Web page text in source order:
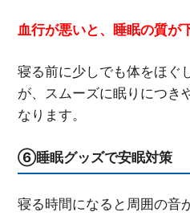
血行が悪いと、睡眠の質が
寝る前に少しでも体をほぐ
が、スムーズに眠りにつき
なります。
⑥睡眠グッズで安眠対策
寝る時間になると周囲の音